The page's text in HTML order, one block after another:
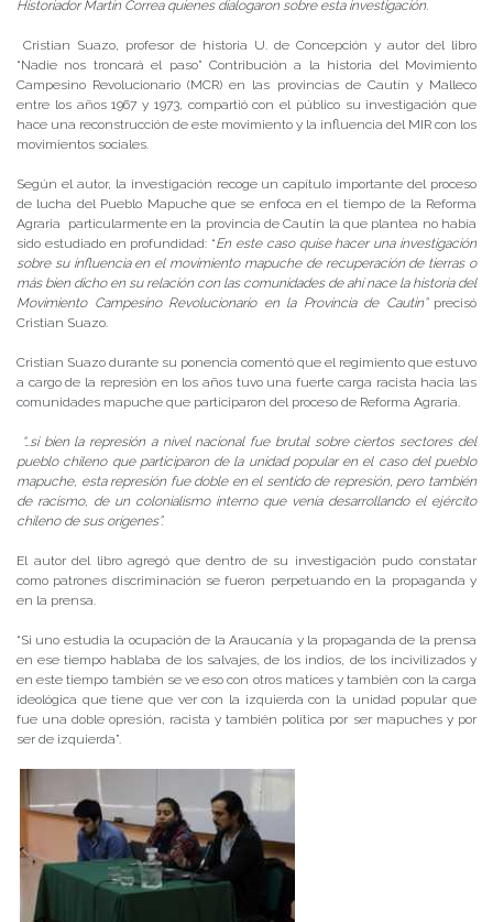
Historiador Martín Correa quienes dialogaron sobre esta investigación.
Cristian Suazo, profesor de historia U. de Concepción y autor del libro
“Nadie nos troncará el paso” Contribución a la historia del Movimiento
Campesino Revolucionario (MCR) en las provincias de Cautín y Malleco
entre los años 1967 y 1973, compartió con el público su investigación que
hace una reconstrucción de este movimiento y la influencia del MIR con los
movimientos sociales.
Según el autor, la investigación recoge un capítulo importante del proceso
de lucha del Pueblo Mapuche que se enfoca en el tiempo de la Reforma
Agraria particularmente en la provincia de Cautín la que plantea no había
sido estudiado en profundidad: “En este caso quise hacer una investigación
sobre su influencia en el movimiento mapuche de recuperación de tierras o
más bien dicho en su relación con las comunidades de ahí nace la historia del
Movimiento Campesino Revolucionario en la Provincia de Cautin” precisó
Cristian Suazo.
Cristian Suazo durante su ponencia comentó que el regimiento que estuvo
a cargo de la represión en los años tuvo una fuerte carga racista hacia las
comunidades mapuche que participaron del proceso de Reforma Agraria.
“…si bien la represión a nivel nacional fue brutal sobre ciertos sectores del
pueblo chileno que participaron de la unidad popular en el caso del pueblo
mapuche, esta represión fue doble en el sentido de represión, pero también
de racismo, de un colonialismo interno que venía desarrollando el ejército
chileno de sus orígenes”.
El autor del libro agregó que dentro de su investigación pudo constatar
como patrones discriminación se fueron perpetuando en la propaganda y
en la prensa.
“Si uno estudia la ocupación de la Araucanía y la propaganda de la prensa
en ese tiempo hablaba de los salvajes, de los indios, de los incivilizados y
en este tiempo también se ve eso con otros matices y también con la carga
ideológica que tiene que ver con la izquierda con la unidad popular que
fue una doble opresión, racista y también política por ser mapuches y por
ser de izquierda”.